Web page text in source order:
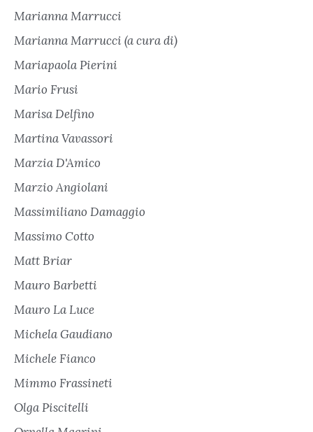
Marianna Marrucci
Marianna Marrucci (a cura di)
Mariapaola Pierini
Mario Frusi
Marisa Delfino
Martina Vavassori
Marzia D'Amico
Marzio Angiolani
Massimiliano Damaggio
Massimo Cotto
Matt Briar
Mauro Barbetti
Mauro La Luce
Michela Gaudiano
Michele Fianco
Mimmo Frassineti
Olga Piscitelli